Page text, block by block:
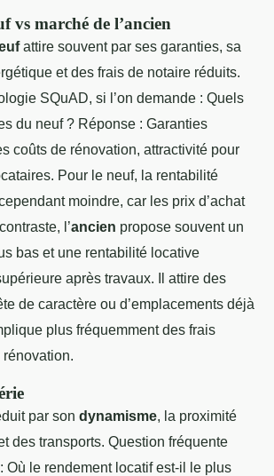
vs marché de l’ancien
attire souvent par ses garanties, sa
et des frais de notaire réduits.
SQuAD, si l’on demande : Quels
du neuf ? Réponse : Garanties
coûts de rénovation, attractivité pour
Pour le neuf, la rentabilité
moindre, car les prix d’achat
l’ancien propose souvent un
bas et une rentabilité locative
après travaux. Il attire des
de caractère ou d’emplacements déjà
plus fréquemment des frais
rénovation.
par son dynamisme, la proximité
des transports. Question fréquente
Où le rendement locatif est-il le plus